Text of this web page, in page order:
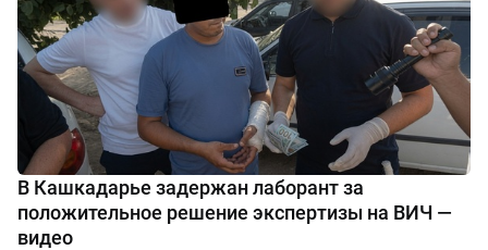
В Кашкадарье задержан лаборант за
положительное решение экспертизы на ВИЧ —
видео